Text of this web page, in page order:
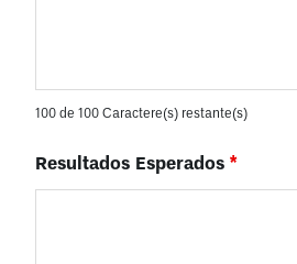
100 de 100 Caractere(s) restante(s)
Resultados Esperados *